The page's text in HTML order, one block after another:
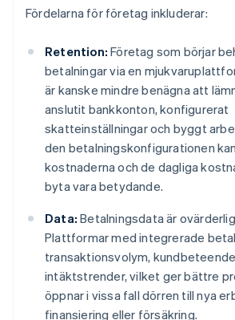
Fördelarna för företag inkluderar:
Retention: Företag som börjar
betalningar via en
är kanske mindre benägna att
anslutit bankkonton, konfigurerat
skatteinställningar och byggt
den betalningskonfigurationen
kostnaderna och de dagliga
byta vara betydande.
Data: Betalningsdata är
Plattformar med integrerade
transaktionsvolym,
intäktstrender, vilket ger bättre
öppnar i vissa fall dörren till nya
finansiering eller försäkring.